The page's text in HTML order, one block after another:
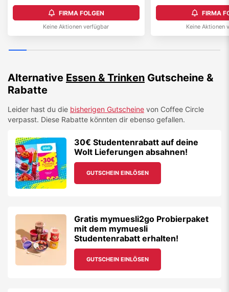
FIRMA FOLGEN
Keine Aktionen verfügbar
FIRMA
Keine Aktionen
Alternative Essen & Trinken Gutscheine &
Rabatte
Leider hast du die bisherigen Gutscheine von Coffee Circle
verpasst. Diese Rabatte könnten dir ebenso gefallen.
30€ Studentenrabatt auf deine
Wolt Lieferungen absahnen!
GUTSCHEIN EINLÖSEN
Gratis mymuesli2go Probierpaket
mit dem mymuesli
Studentenrabatt erhalten!
GUTSCHEIN EINLÖSEN